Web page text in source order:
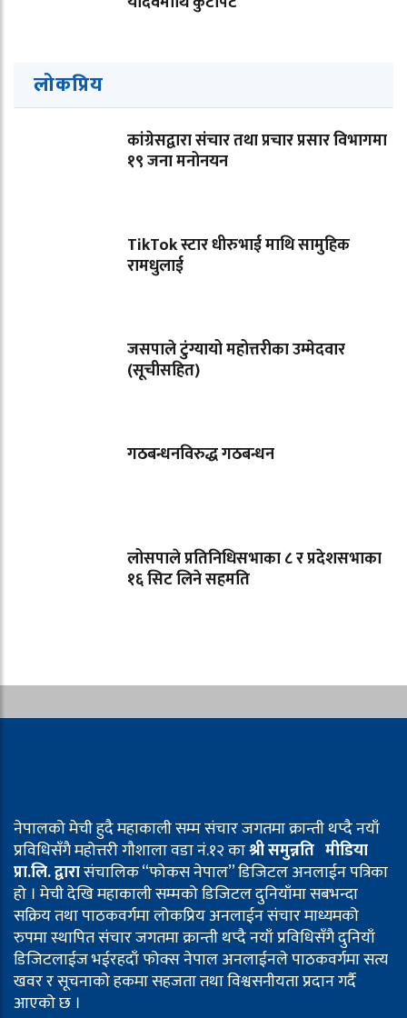
लोकप्रिय
कांग्रेसद्वारा संचार तथा प्रचार प्रसार विभागमा
१९ जना मनोनयन
TikTok स्टार धीरुभाई माथि सामुहिक
रामधुलाई
जसपाले टुंग्यायो महोत्तरीका उम्मेदवार
(सूचीसहित)
गठबन्धनविरुद्ध गठबन्धन
लोसपाले प्रतिनिधिसभाका ८ र प्रदेशसभाका
१६ सिट लिने सहमति
नेपालको मेची हुदै महाकाली सम्म संचार जगतमा क्रान्ती थप्दै नयाँ
प्रविधिसँगै महोत्तरी गौशाला वडा नं.१२ काश्री समुन्नति मीडिया
प्रा.लि. द्वारासंचालिक “फोकस नेपाल” डिजिटल अनलाईन पत्रिका
हो । मेची देखि महाकाली सम्मको डिजिटल दुनियाँमा सबभन्दा
सक्रिय तथा पाठकवर्गमा लोकप्रिय अनलाईन संचार माध्यमको
रुपमा स्थापित संचार जगतमा क्रान्ती थप्दै नयाँ प्रविधिसँगै दुनियाँ
डिजिटलाईज भईरहदाँ फोक्स नेपाल अनलाईनले पाठकवर्गमा सत्य
खवर र सूचनाको हकमा सहजता तथा विश्वसनीयता प्रदान गर्दै
आएको छ ।